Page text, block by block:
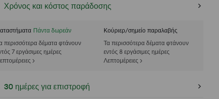
Χρόνος και κόστος παράδοσης
Πάντα δωρεάν
περισσότερα δέματα φτάνουν
7 εργάσιμες ημέρες
>
Κούριερ/σημείο παραλαβής
Τα περισσότερα δέματα φτάνουν
εντός 8 εργάσιμες ημέρες
Λεπτομέρειες >
30 ημέρες για επιστροφή